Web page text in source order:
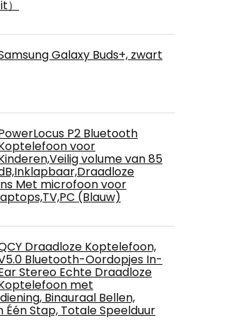
Galaxy Buds+, zwart
P2 Bluetooth
voor
volume van 85
Met microfoon voor
(Blauw)
Draadloze Koptelefoon,
Bluetooth-Oordopjes In-
Stereo Echte Draadloze
met
Binauraal Bellen,
Één Stap, Totale Speelduur